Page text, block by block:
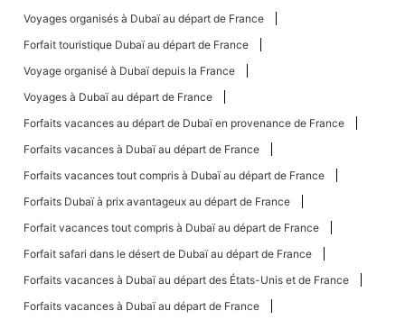
Voyages organisés à Dubaï au départ de France
Forfait touristique Dubaï au départ de France
Voyage organisé à Dubaï depuis la France
Voyages à Dubaï au départ de France
Forfaits vacances au départ de Dubaï en provenance de France
Forfaits vacances à Dubaï au départ de France
Forfaits vacances tout compris à Dubaï au départ de France
Forfaits Dubaï à prix avantageux au départ de France
Forfait vacances tout compris à Dubaï au départ de France
Forfait safari dans le désert de Dubaï au départ de France
Forfaits vacances à Dubaï au départ des États-Unis et de France
Forfaits vacances à Dubaï au départ de France